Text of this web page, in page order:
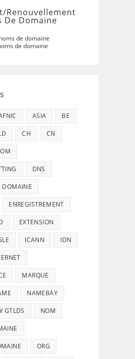
renouvellement
De Domaine
de domaine
de domaine
ASIA BE
CH CN
DNS
DOMAINE
ENREGISTREMENT
EXTENSION
ICANN IDN
MARQUE
NAMEBAY
GTLDS NOM
ORG